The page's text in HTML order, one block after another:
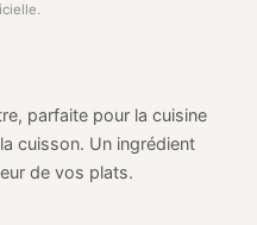
parfaite pour la cuisine
cuisson. Un ingrédient
de vos plats.